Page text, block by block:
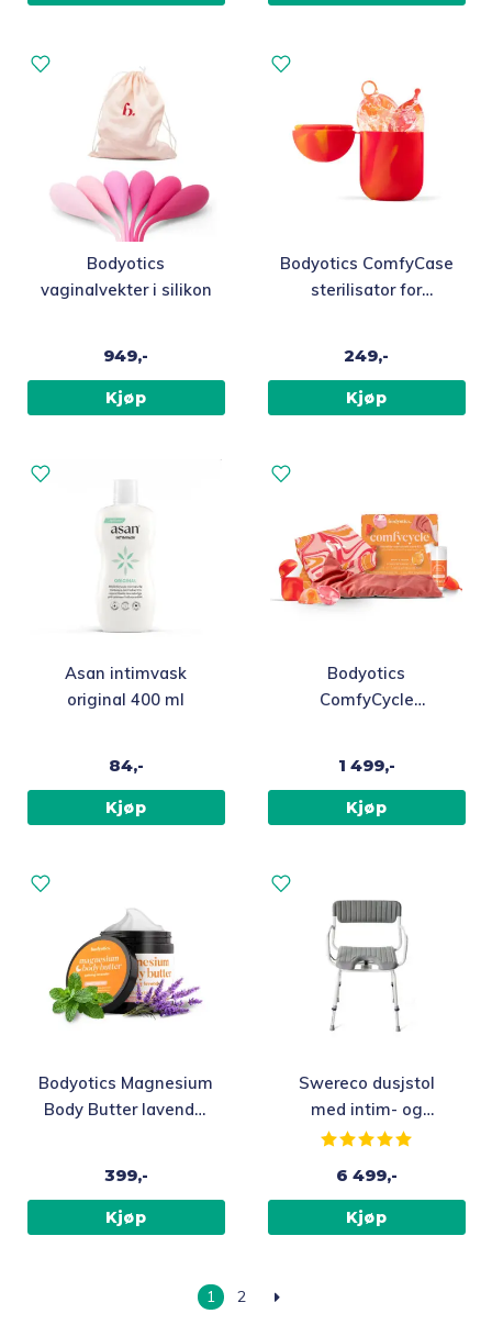
Bodyotics
vaginalvekter i silikon
949,-
Kjøp
Bodyotics ComfyCase
sterilisator for
249,-
Kjøp
Asan intimvask
original 400 ml
84,-
Kjøp
Bodyotics
ComfyCycle
1 499,-
Kjøp
Bodyotics Magnesium
Body Butter lavendel
399,-
Kjøp
Swereco dusjstol
med intim- og
roterbart sete
Karakter:
6 499,-
Kjøp
1 2